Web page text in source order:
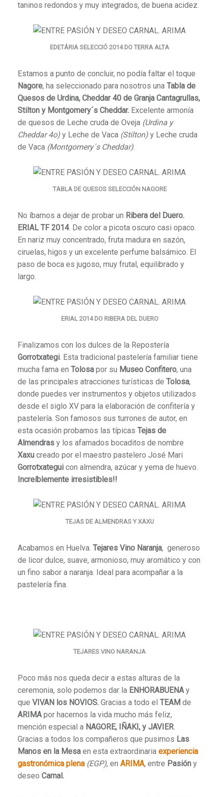
taninos redondos y muy integrados, de buena acidez.
EDETÁRIA SELECCIÓ 2014 DO TERRA ALTA
Estamos a punto de concluir, no podía faltar el toque
Nagore, ha seleccionado para nosotros una Tabla de
Quesos de Urdina, Cheddar 40 de Granja Cantagrullas,
Stilton y Montgomery´s Cheddar. Excelente armonía
de quesos de Leche cruda de Oveja (Urdina y
Cheddar 4o)y Leche de Vaca (Stilton)y Leche cruda
de Vaca (Montgomery´s Cheddar).
TABLA DE QUESOS SELECCIÓN NAGORE
No íbamos a dejar de probar un Ribera del Duero.
ERIAL TF 2014. De color a picota oscuro casi opaco.
En nariz muy concentrado, fruta madura en sazón,
ciruelas, higos y un excelente perfume balsámico. El
paso de boca es jugoso, muy frutal, equilibrado y
largo.
ERIAL 2014 DO RIBERA DEL DUERO
Finalizamos con los dulces de la Repostería
Gorrotxategi. Esta tradicional pastelería familiar tiene
mucha fama en Tolosapor su Museo Confitero, una
de las principales atracciones turísticas de Tolosa,
donde puedes ver instrumentos y objetos utilizados
desde el siglo XV para la elaboración de confitería y
pastelería. Son famosos sus turrones de autor, en
esta ocasión probamos las típicas Tejas de
Almendrasy los afamados bocaditos de nombre
Xaxu creado por el maestro pastelero José Mari
Gorrotxategui con almendra, azúcar y yema de huevo.
Increíblemente irresistibles!!
TEJAS DE ALMENDRAS Y XAXU
Acabamos en Huelva. Tejares Vino Naranja, generoso
de licor dulce, suave, armonioso, muy aromático y con
un fino sabor a naranja. Ideal para acompañar a la
pastelería fina.
TEJARES VINO NARANJA
Poco más nos queda decir a estas alturas de la
ceremonia, solo podemos dar la ENHORABUENAy
que VIVAN los NOVIOS.Gracias a todo el TEAM de
ARIMApor hacernos la vida mucho más feliz,
mención especial a NAGORE, IÑAKI, y JAVIER.
Gracias a todos los compañeros que pusimos Las
Manos en la Mesaen esta extraordinaria experiencia
gastronómica plena (EGP), en ARIMA, entre Pasióny
deseo Carnal.